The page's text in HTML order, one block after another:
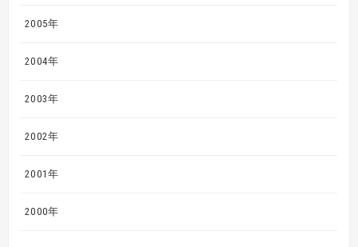
2005年
2004年
2003年
2002年
2001年
2000年